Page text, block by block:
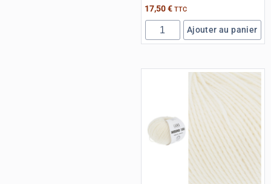
17,50€ TTC
Ajouter au panier